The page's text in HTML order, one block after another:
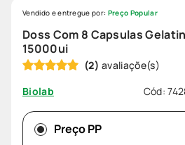
Doss Com 8 Capsulas
15000ui
(2)
Biolab
Cód:
Vendido e entregue por: Preço Popular
Preço PP